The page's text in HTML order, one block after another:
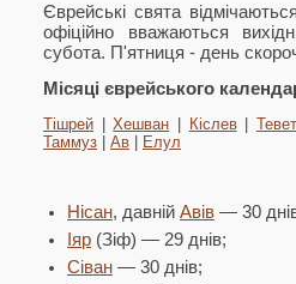
Єврейські свята
офіційно вважаються
субота. П'ятниця - день
Місяці єврейського
Тішрей |Хешван Кіслев| Тевет
Таммуз
Ав Елул
Нісан, давній Авів — 30
Іяр (Зіф) — 29 днів;
Сіван — 30 днів;